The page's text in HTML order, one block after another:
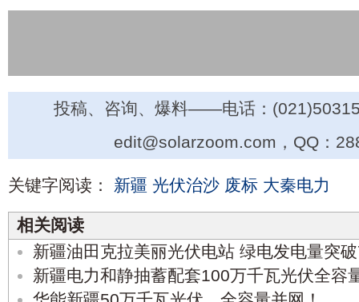
投稿、咨询、爆料——电话：
edit@solarzoom.com，QQ：
关键字阅读： 新疆 光伏治沙 废标 大秦电力
相关阅读
新疆油田克拉美丽光伏电站 绿电发电量突
新疆电力和静抽蓄配套100万千瓦光伏全容